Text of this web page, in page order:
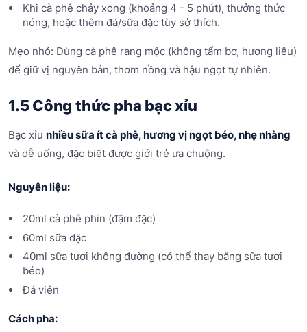
Khi cà phê chảy xong (khoảng 4 - 5 phút), thưởng thức
nóng, hoặc thêm đá/sữa đặc tùy sở thích.
Mẹo nhỏ: Dùng cà phê rang mộc (không tẩm bơ, hương liệu)
để giữ vị nguyên bản, thơm nồng và hậu ngọt tự nhiên.
1.5 Công thức pha bạc xỉu
Bạc xỉu nhiều sữa ít cà phê, hương vị ngọt béo, nhẹ nhàng
và dễ uống, đặc biệt được giới trẻ ưa chuộng.
Nguyên liệu:
20ml cà phê phin (đậm đặc)
60ml sữa đặc
40ml sữa tươi không đường (có thể thay bằng sữa tươi
béo)
Đá viên
Cách pha: